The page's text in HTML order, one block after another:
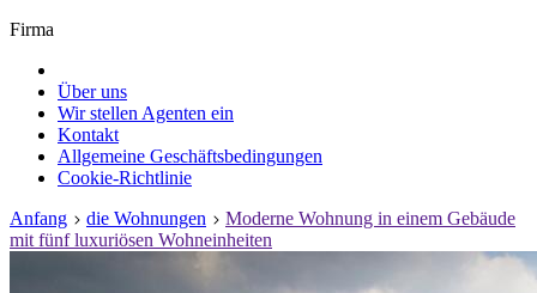
Firma
Über uns
Wir stellen Agenten ein
Kontakt
Allgemeine Geschäftsbedingungen
Cookie-Richtlinie
Anfang
die Wohnungen
Moderne Wohnung in einem Gebäude
mit fünf luxuriösen Wohneinheiten